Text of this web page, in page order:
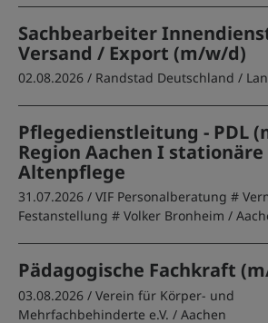
Sachbearbeiter
Versand / Export (m/w/d)
02.08.2026 / Randstad Deutschland /
Pflegedienstleitung - PDL
Region Aachen I stationäre
Altenpflege
31.07.2026 / VIF Personalberatung #
Festanstellung # Volker Bronheim /
Pädagogische Fachkraft
03.08.2026 / Verein für Körper- und
Mehrfachbehinderte e.V. / Aachen